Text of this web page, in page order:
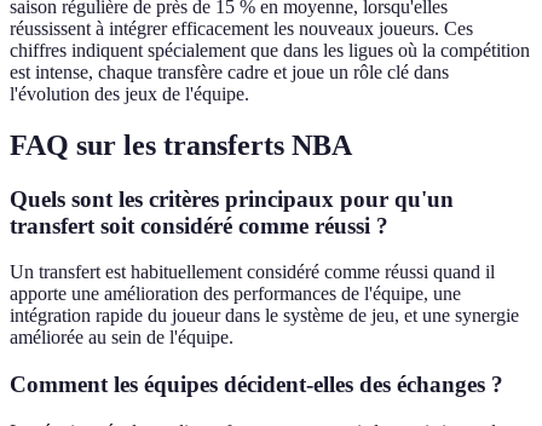
saison régulière de près de 15 % en moyenne, lorsqu'elles
réussissent à intégrer efficacement les nouveaux joueurs. Ces
chiffres indiquent spécialement que dans les ligues où la compétition
est intense, chaque transfère cadre et joue un rôle clé dans
l'évolution des jeux de l'équipe.
FAQ sur les transferts NBA
Quels sont les critères principaux pour qu'un
transfert soit considéré comme réussi ?
Un transfert est habituellement considéré comme réussi quand il
apporte une amélioration des performances de l'équipe, une
intégration rapide du joueur dans le système de jeu, et une synergie
améliorée au sein de l'équipe.
Comment les équipes décident-elles des échanges ?